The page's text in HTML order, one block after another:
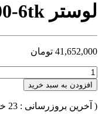
لوستر L1300-6tk لوسترسازان
41,652,000 تومان
افزودن به سبد خرید
( آخرین بروزرسانی : 23 خرداد, 1405 )